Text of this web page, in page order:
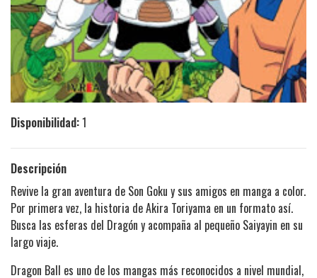
Disponibilidad:1
Descripción
Revive la gran aventura de Son Goku y sus amigos en manga a color.
Por primera vez, la historia de Akira Toriyama en un formato así.
Busca las esferas del Dragón y acompaña al pequeño Saiyayin en su
largo viaje.
Dragon Ball es uno de los mangas más reconocidos a nivel mundial,